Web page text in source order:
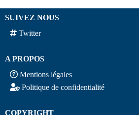
SUIVEZ NOUS
Twitter
A PROPOS
Mentions légales
Politique de confidentialité
COPYRIGHT